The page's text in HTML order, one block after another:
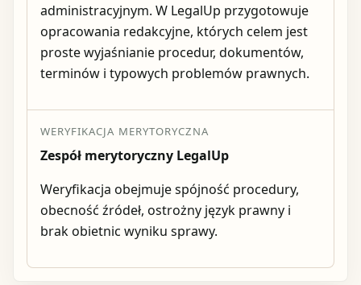
administracyjnym. W LegalUp przygotowuje
opracowania redakcyjne, których celem jest
proste wyjaśnianie procedur, dokumentów,
terminów i typowych problemów prawnych.
WERYFIKACJA MERYTORYCZNA
Zespół merytoryczny LegalUp
Weryfikacja obejmuje spójność procedury,
obecność źródeł, ostrożny język prawny i
brak obietnic wyniku sprawy.